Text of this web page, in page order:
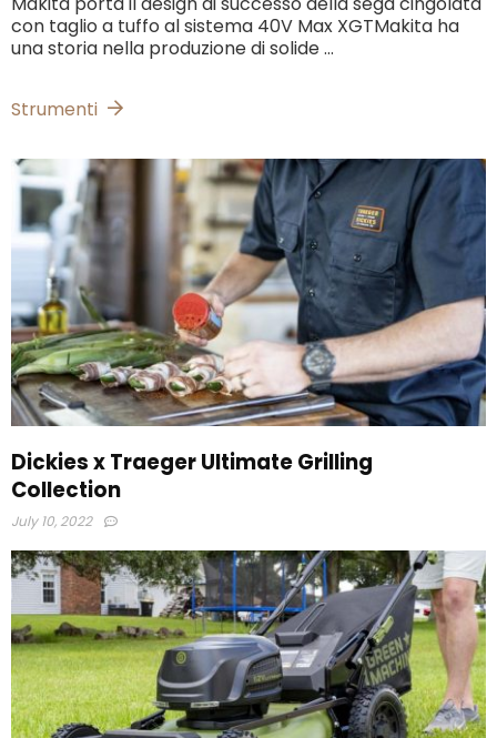
con taglio a tuffo al sistema 40V Max XGTMakita ha
una storia nella produzione di solide ...
Strumenti
Dickies x Traeger Ultimate Grilling
Collection
July 10, 2022